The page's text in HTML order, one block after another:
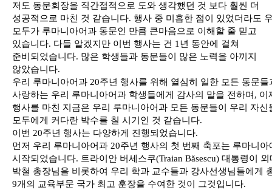
저도 동문회장을 직간접적으로 도와 생각했던 것 보다 훨씬 더
성공적으로 마친 것 같습니다. 행사 중 미흡한 점이 있었더라도
모두가 루마니아어과 동문인 만큼 큰마음으로 이해할 줄 믿고
있습니다. 다들 알겠지만 이번 행사는 건 1년 동안에 걸쳐
준비되었습니다. 많은 학생들과 동문들이 많은 노력을 아끼지
않았습니다.
우리 루마니아어과 20주년 행사를 위해 열심히 일한 모든 동문들
사랑하는 우리 루마니아어과 학생들에게 감사의 말을 전하며, 이
행사를 마친 지금은 우리 루마니아어과 모든 동문들이 우리 자신
모두에게 커다란 박수를 칠 시기인 것 같습니다.
이번 20주년 행사는 다양하게 진행되었습니다.
먼저 우리 루마니아어과 20주년 행사의 첫 번째 축포는 루마니아
시작되었습니다. 트라이안 버세스쿠(Traian Băsescu) 대통령이 외
박철 총장님을 비롯하여 우리 학과 교수들과 강사선생님들에게
9개의 교육부문 국가 최고 훈장을 수여한 것이 그것입니다.